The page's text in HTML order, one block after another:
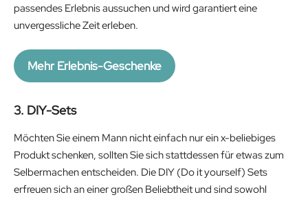
passendes Erlebnis aussuchen und wird garantiert eine
unvergessliche Zeit erleben.
Mehr Erlebnis-Geschenke
3. DIY-Sets
Möchten Sie einem Mann nicht einfach nur ein x-beliebiges
Produkt schenken, sollten Sie sich stattdessen für etwas zum
Selbermachen entscheiden. Die DIY (Do it yourself) Sets
erfreuen sich an einer großen Beliebtheit und sind sowohl